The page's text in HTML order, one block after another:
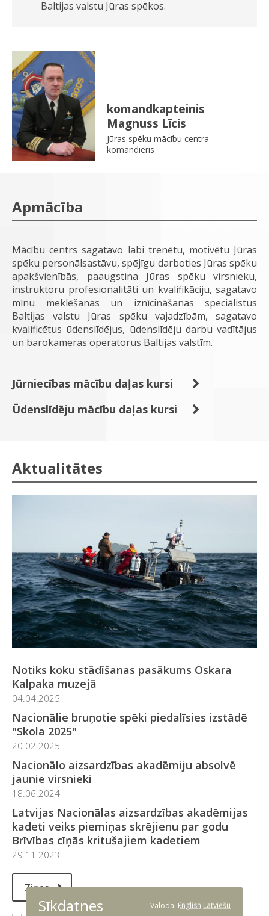
Baltijas valstu Jūras spēkos.
komandkapteinis
Magnuss Līcis
Jūras spēku mācību centra
komandieris
Apmācība
Mācību centrs sagatavo labi trenētu, motivētu Jūras
spēku personālsastāvu, spējīgu darboties Jūras spēku
apakšvienībās, paaugstina Jūras spēku virsnieku,
instruktoru profesionalitāti un kvalifikāciju, sagatavo
mīnu meklēšanas un iznīcināšanas speciālistus
Baltijas valstu Jūras spēku vajadzībām, sagatavo
kvalificētus ūdenslīdējus, ūdenslīdēju darbu vadītājus
un barokameras operatorus Baltijas valstīm.
Jūrniecības mācību daļas kursi
Ūdenslīdēju mācību daļas kursi
Aktualitātes
Notiks koku stādīšanas pasākums Oskara
Kalpaka muzejā
04.04.2025
Nacionālie bruņotie spēki piedalīsies izstādē
"Skola 2025"
20.02.2025
Nacionālo aizsardzības akadēmiju absolvē
jaunie virsnieki
18.06.2024
Latvijas Nacionālas aizsardzības akadēmijas
kadeti veiks piemiņas skrējienu par godu
Brīvības cīņās kritušajiem kadetiem
29.11.2023
Ziņas
Sīkdatnes Valoda: English Latviešu